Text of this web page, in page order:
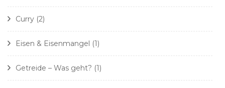
Curry (2)
Eisen & Eisenmangel (1)
Getreide – Was geht? (1)